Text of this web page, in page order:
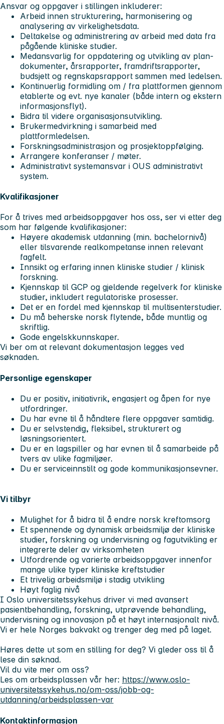
Ansvar og oppgaver i stillingen inkluderer:
Arbeid innen strukturering, harmonisering og
analysering av virkelighetsdata.
Deltakelse og administrering av arbeid med data fra
pågående kliniske studier.
Medansvarlig for oppdatering og utvikling av plan-
dokumenter, årsrapporter, framdriftsrapporter,
budsjett og regnskapsrapport sammen med ledelsen.
Kontinuerlig formidling om / fra plattformen gjennom
etablerte og evt. nye kanaler (både intern og ekstern
informasjonsflyt).
Bidra til videre organisasjonsutvikling.
Brukermedvirkning i samarbeid med
plattformledelsen.
Forskningsadministrasjon og prosjektoppfølging.
Arrangere konferanser / møter.
Administrativt systemansvar i OUS administrativt
system.
Kvalifikasjoner
For å trives med arbeidsoppgaver hos oss, ser vi etter deg
som har følgende kvalifikasjoner:
Høyere akademisk utdanning (min. bachelornivå)
eller tilsvarende realkompetanse innen relevant
fagfelt.
Innsikt og erfaring innen kliniske studier / klinisk
forskning.
Kjennskap til GCP og gjeldende regelverk for kliniske
studier, inkludert regulatoriske prosesser.
Det er en fordel med kjennskap til multisenterstudier.
Du må beherske norsk flytende, både muntlig og
skriftlig.
Gode engelskkunnskaper.
Vi ber om at relevant dokumentasjon legges ved
søknaden.
Personlige egenskaper
Du er positiv, initiativrik, engasjert og åpen for nye
utfordringer.
Du har evne til å håndtere flere oppgaver samtidig.
Du er selvstendig, fleksibel, strukturert og
løsningsorientert.
Du er en lagspiller og har evnen til å samarbeide på
tvers av ulike fagmiljøer.
Du er serviceinnstilt og gode kommunikasjonsevner.
Vi tilbyr
Mulighet for å bidra til å endre norsk kreftomsorg
Et spennende og dynamisk arbeidsmiljø der kliniske
studier, forskning og undervisning og fagutvikling er
integrerte deler av virksomheten
Utfordrende og varierte arbeidsoppgaver innenfor
mange ulike typer kliniske kreftstudier
Et trivelig arbeidsmiljø i stadig utvikling
Høyt faglig nivå
I Oslo universitetssykehus driver vi med avansert
pasientbehandling, forskning, utprøvende behandling,
undervisning og innovasjon på et høyt internasjonalt nivå.
Vi er hele Norges bakvakt og trenger deg med på laget.
Høres dette ut som en stilling for deg? Vi gleder oss til å
lese din søknad.
Vil du vite mer om oss?
Les om arbeidsplassen vår her: https://www.oslo-
universitetssykehus.no/om-oss/jobb-og-
utdanning/arbeidsplassen-var
Kontaktinformasjon